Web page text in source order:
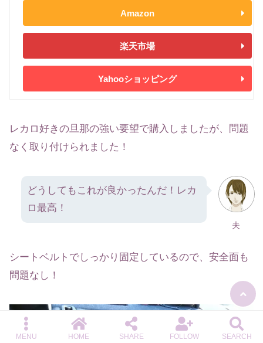
Amazon
楽天市場
Yahooショッピング
レカロ好きの旦那の強い要望で購入しましたが、問題
なく取り付けられました！
夫
どうしてもこれが良かったんだ！レカ
ロ最高！
シートベルトでしっかり固定しているので、安全面も
問題なし！
MENU HOME SHARE FOLLOW SEARCH